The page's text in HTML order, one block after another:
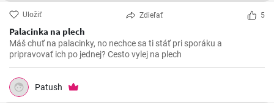
Uložiť Zdieľať 5
Palacinka na plech
Máš chuť na palacinky, no nechce sa ti stáť pri sporáku a
pripravovať ich po jednej? Cesto vylej na plech
Patush